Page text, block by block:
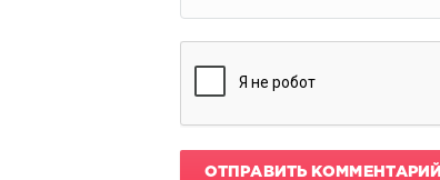
ОТПРАВИТЬ КОММЕНТАРИЙ